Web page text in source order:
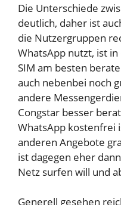
Die Unterschiede
deutlich, daher ist
die Nutzergruppen
WhatsApp nutzt, ist
SIM am besten
auch nebenbei noch
andere
Congstar besser
WhatsApp kostenfrei
anderen Angebote
ist dagegen eher
Netz surfen will und
Generell gesehen